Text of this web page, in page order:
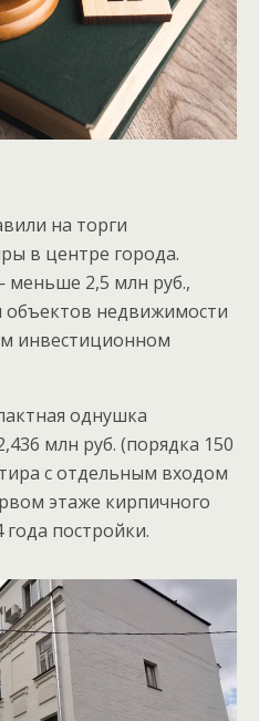
на торги
в центре города.
меньше 2,5 млн руб.,
объектов недвижимости
инвестиционном
однушка
млн руб. (порядка 150
с отдельным входом
этаже кирпичного
постройки.